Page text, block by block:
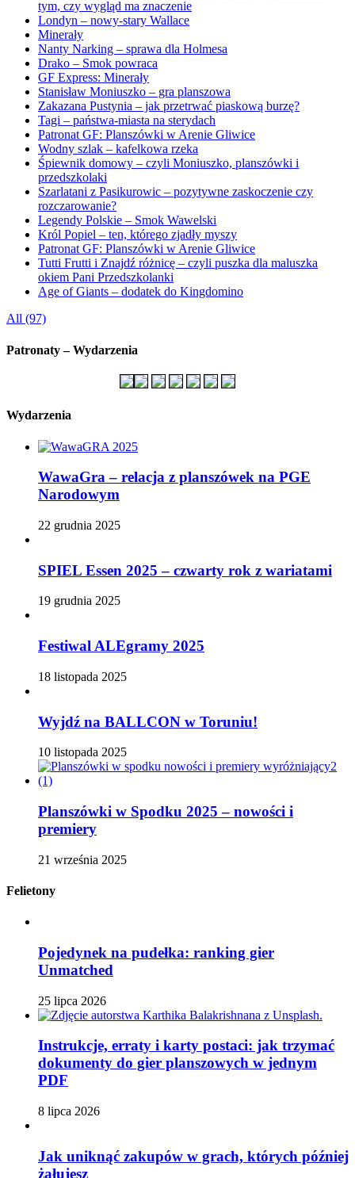
tym, czy wygląd ma znaczenie
Londyn – nowy-stary Wallace
Minerały
Nanty Narking – sprawa dla Holmesa
Drako – Smok powraca
GF Express: Minerały
Stanisław Moniuszko – gra planszowa
Zakazana Pustynia – jak przetrwać piaskową burzę?
Tagi – państwa-miasta na sterydach
Patronat GF: Planszówki w Arenie Gliwice
Wodny szlak – kafelkowa rzeka
Śpiewnik domowy – czyli Moniuszko, planszówki i
przedszkolaki
Szarlatani z Pasikurowic – pozytywne zaskoczenie czy
rozczarowanie?
Legendy Polskie – Smok Wawelski
Król Popiel – ten, którego zjadły myszy
Patronat GF: Planszówki w Arenie Gliwice
Tutti Frutti i Znajdź różnicę – czyli puszka dla maluszka
okiem Pani Przedszkolanki
Age of Giants – dodatek do Kingdomino
All (97)
Patronaty – Wydarzenia
Wydarzenia
WawaGra – relacja z planszówek na PGE
Narodowym
22 grudnia 2025
SPIEL Essen 2025 – czwarty rok z wariatami
19 grudnia 2025
Festiwal ALEgramy 2025
18 listopada 2025
Wyjdź na BALLCON w Toruniu!
10 listopada 2025
Planszówki w Spodku 2025 – nowości i
premiery
21 września 2025
Felietony
Pojedynek na pudełka: ranking gier
Unmatched
25 lipca 2026
Instrukcje, erraty i karty postaci: jak trzymać
dokumenty do gier planszowych w jednym
PDF
8 lipca 2026
Jak uniknąć zakupów w grach, których później
żałujesz